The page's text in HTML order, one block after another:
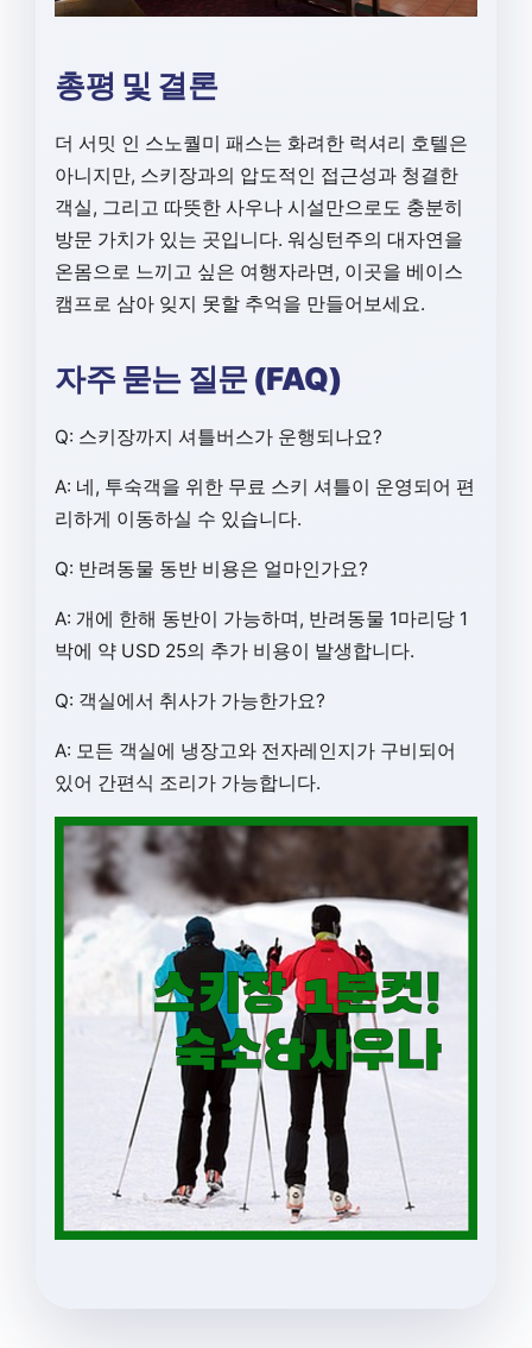
총평 및 결론
더 서밋 인 스노퀄미 패스는 화려한 럭셔리 호텔은
아니지만, 스키장과의 압도적인 접근성과 청결한
객실, 그리고 따뜻한 사우나 시설만으로도 충분히
방문 가치가 있는 곳입니다. 워싱턴주의 대자연을
온몸으로 느끼고 싶은 여행자라면, 이곳을 베이스
캠프로 삼아 잊지 못할 추억을 만들어보세요.
자주 묻는 질문 (FAQ)
Q: 스키장까지 셔틀버스가 운행되나요?
A: 네, 투숙객을 위한 무료 스키 셔틀이 운영되어 편
리하게 이동하실 수 있습니다.
Q: 반려동물 동반 비용은 얼마인가요?
A: 개에 한해 동반이 가능하며, 반려동물 1마리당 1
박에 약 USD 25의 추가 비용이 발생합니다.
Q: 객실에서 취사가 가능한가요?
A: 모든 객실에 냉장고와 전자레인지가 구비되어
있어 간편식 조리가 가능합니다.